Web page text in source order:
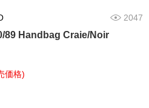
2047
89 Handbag Craie/Noir
価格)